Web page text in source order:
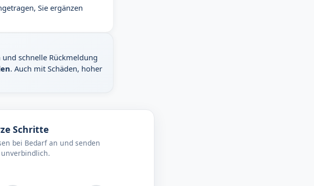
Sie ergänzen
schnelle Rückmeldung
. Auch mit Schäden, hoher
Schritte
bei Bedarf an und senden